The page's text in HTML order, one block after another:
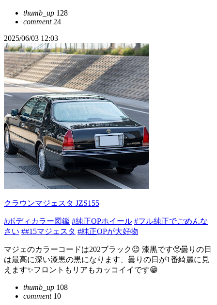
thumb_up 128
comment24
2025/06/03 12:03
クラウンマジェスタ JZS155
#ボディカラー図鑑 #純正OPホイール #フル純正でごめんな
さい ##15マジェスタ #純正OPが大好物
マジェのカラーコードは202ブラック😉 漆黒です🥺曇りの日
は最高に深い漆黒の黒になります、曇りの日が1番綺麗に見
えます✨フロントもリアもカッコイイです😁
thumb_up 108
comment10